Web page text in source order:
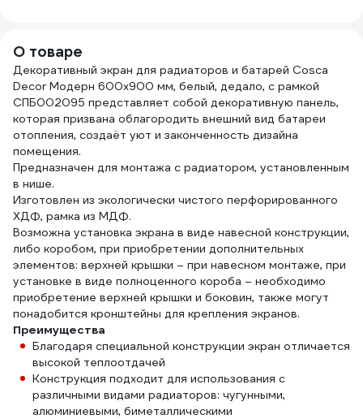
О товаре
Декоративный экран для радиаторов и батарей Cosca
Decor Модерн 600x900 мм, белый, дедало, с рамкой
СПБ002095 представляет собой декоративную панель,
которая призвана облагородить внешний вид батареи
отопления, создаёт уют и законченность дизайна
помещения.
Предназначен для монтажа с радиатором, установленным
в нише.
Изготовлен из экологически чистого перфорированного
ХДФ, рамка из МДФ.
Возможна установка экрана в виде навесной конструкции,
либо коробом, при приобретении дополнительных
элементов: верхней крышки – при навесном монтаже, при
установке в виде полноценного короба – необходимо
приобретение верхней крышки и боковин, также могут
понадобится кронштейны для крепления экранов.
Преимущества
Благодаря специальной конструкции экран отличается
высокой теплоотдачей
Конструкция подходит для использования с
различными видами радиаторов: чугунными,
алюминиевыми, биметаллическими